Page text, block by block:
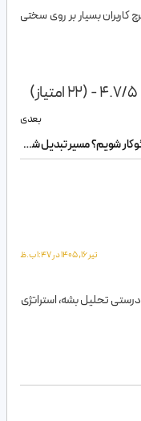
کاربران بسیار بر روی سختی
4.7/5 - (22 امتیاز)
بعدی
چگونه سئوکار شویم؟ مسیر تبدیل شدن به متخصص سئو
تیر 16, 1405 در 1:47 ب.ظ
تحلیل بشه، استراتژی